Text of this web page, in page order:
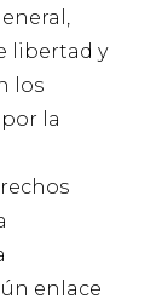
libertad y
los
la
enlace